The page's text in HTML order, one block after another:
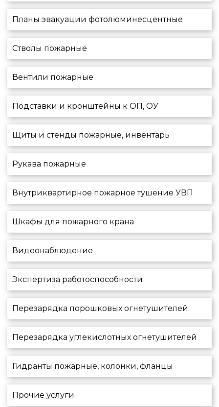
Планы эвакуации фотолюминесцентные
Стволы пожарные
Вентили пожарные
Подставки и кронштейны к ОП, ОУ
Щиты и стенды пожарные, инвентарь
Рукава пожарные
Внутриквартирное пожарное тушение УВП
Шкафы для пожарного крана
Видеонаблюдение
Экспертиза работоспособности
Перезарядка порошковых огнетушителей
Перезарядка углекислотных огнетушителей
Гидранты пожарные, колонки, фланцы
Прочие услуги